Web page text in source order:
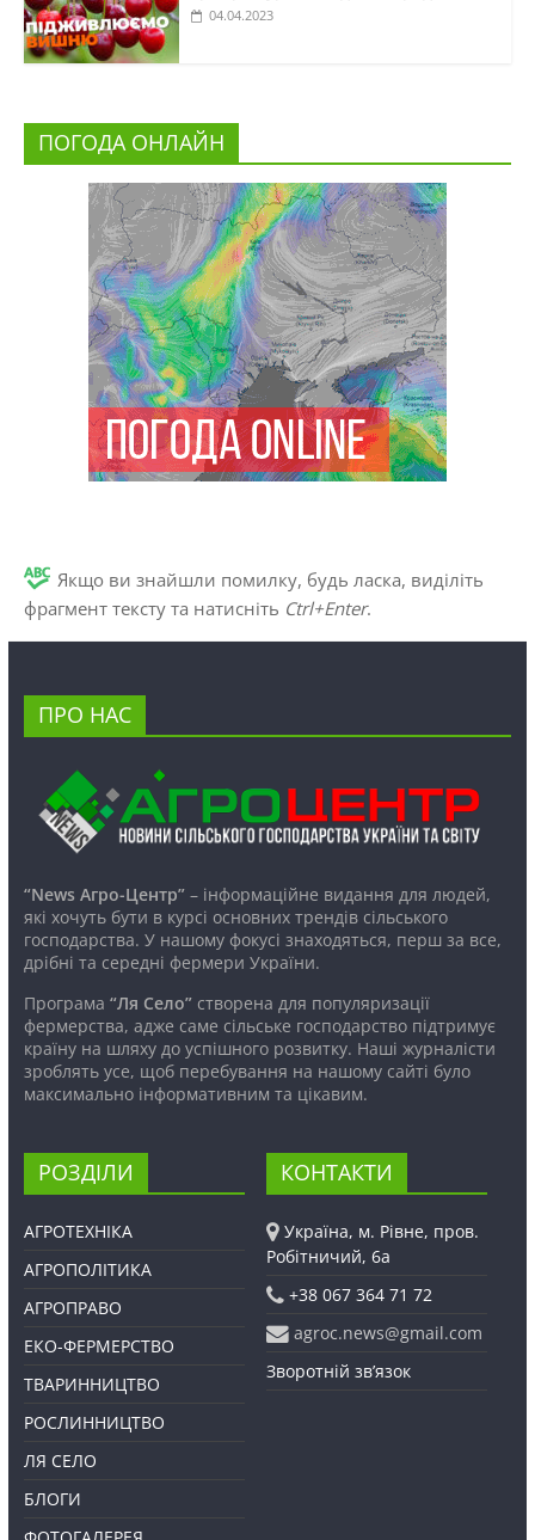
04.04.2023
ПОГОДА ОНЛАЙН
Якщо ви знайшли помилку, будь ласка, виділіть
фрагмент тексту та натисніть Ctrl+Enter.
ПРО НАС
“News Агро-Центр”– інформаційне видання для людей,
які хочуть бути в курсі основних трендів сільського
господарства. У нашому фокусі знаходяться, перш за все,
дрібні та середні фермери України.
Програма “Ля Село”створена для популяризації
фермерства, адже саме сільське господарство підтримує
країну на шляху до успішного розвитку. Наші журналісти
зроблять усе, щоб перебування на нашому сайті було
максимально інформативним та цікавим.
РОЗДІЛИ
АГРОТЕХНІКА
АГРОПОЛІТИКА
АГРОПРАВО
ЕКО-ФЕРМЕРСТВО
ТВАРИННИЦТВО
РОСЛИННИЦТВО
ЛЯ СЕЛО
БЛОГИ
КОНТАКТИ
Україна, м. Рівне, пров.
Робітничий, 6а
+38 067 364 71 72
agroc.news@gmail.com
Зворотній зв’язок